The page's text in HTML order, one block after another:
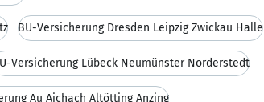
BU-Versicherung Dresden Leipzig Zwickau Halle
Versicherung Lübeck Neumünster Norderstedt
Au Aichach Altötting Anzing